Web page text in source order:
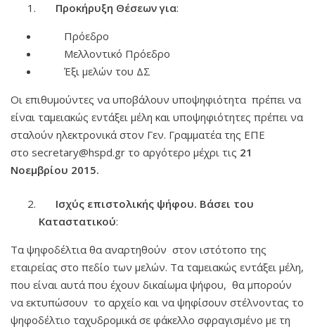
Προκήρυξη Θέσεων για:
Πρόεδρο
Μελλοντικό Πρόεδρο
Έξι μελών του ΔΣ
Οι επιθυμούντες να υποβάλουν υποψηφιότητα πρέπει να
είναι ταμειακώς εντάξει μέλη και υποψηφιότητες πρέπει να
σταλούν ηλεκτρονικά στον Γεν. Γραμματέα της ΕΠΕ
στο secretary@hspd.gr το αργότερο μέχρι τις 21
Νοεμβρίου 2015.
Ισχύς επιστολικής ψήφου. Βάσει του
Καταστατικού:
Τα ψηφοδέλτια θα αναρτηθούν στον ιστότοπο της
εταιρείας στο πεδίο των μελών. Τα ταμειακώς εντάξει μέλη,
που είναι αυτά που έχουν δικαίωμα ψήφου, θα μπορούν
να εκτυπώσουν το αρχείο και να ψηφίσουν στέλνοντας το
ψηφοδέλτιο ταχυδρομικά σε φάκελλο σφραγισμένο με τη